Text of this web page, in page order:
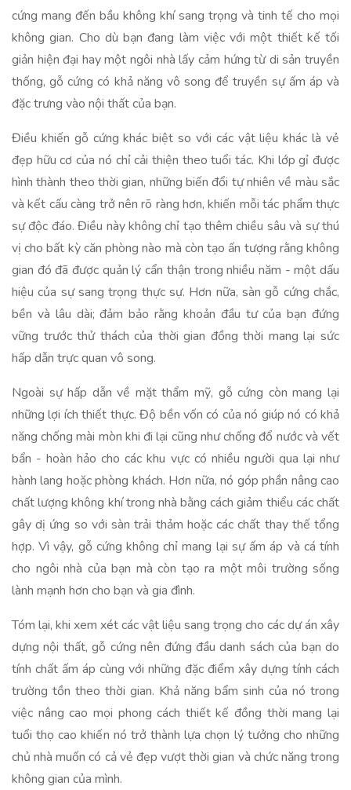
cứng mang đến bầu không khí sang trọng và tinh tế cho mọi
không gian. Cho dù bạn đang làm việc với một thiết kế tối
giản hiện đại hay một ngôi nhà lấy cảm hứng từ di sản truyền
thống, gỗ cứng có khả năng vô song để truyền sự ấm áp và
đặc trưng vào nội thất của bạn.
Điều khiến gỗ cứng khác biệt so với các vật liệu khác là vẻ
đẹp hữu cơ của nó chỉ cải thiện theo tuổi tác. Khi lớp gỉ được
hình thành theo thời gian, những biến đổi tự nhiên về màu sắc
và kết cấu càng trở nên rõ ràng hơn, khiến mỗi tác phẩm thực
sự độc đáo. Điều này không chỉ tạo thêm chiều sâu và sự thú
vị cho bất kỳ căn phòng nào mà còn tạo ấn tượng rằng không
gian đó đã được quản lý cẩn thận trong nhiều năm - một dấu
hiệu của sự sang trọng thực sự. Hơn nữa, sàn gỗ cứng chắc,
bền và lâu dài; đảm bảo rằng khoản đầu tư của bạn đứng
vững trước thử thách của thời gian đồng thời mang lại sức
hấp dẫn trực quan vô song.
Ngoài sự hấp dẫn về mặt thẩm mỹ, gỗ cứng còn mang lại
những lợi ích thiết thực. Độ bền vốn có của nó giúp nó có khả
năng chống mài mòn khi đi lại cũng như chống đổ nước và vết
bẩn - hoàn hảo cho các khu vực có nhiều người qua lại như
hành lang hoặc phòng khách. Hơn nữa, nó góp phần nâng cao
chất lượng không khí trong nhà bằng cách giảm thiểu các chất
gây dị ứng so với sàn trải thảm hoặc các chất thay thế tổng
hợp. Vì vậy, gỗ cứng không chỉ mang lại sự ấm áp và cá tính
cho ngôi nhà của bạn mà còn tạo ra một môi trường sống
lành mạnh hơn cho bạn và gia đình.
Tóm lại, khi xem xét các vật liệu sang trọng cho các dự án xây
dựng nội thất, gỗ cứng nên đứng đầu danh sách của bạn do
tính chất ấm áp cùng với những đặc điểm xây dựng tính cách
trường tồn theo thời gian. Khả năng bẩm sinh của nó trong
việc nâng cao mọi phong cách thiết kế đồng thời mang lại
tuổi thọ cao khiến nó trở thành lựa chọn lý tưởng cho những
chủ nhà muốn có cả vẻ đẹp vượt thời gian và chức năng trong
không gian của mình.